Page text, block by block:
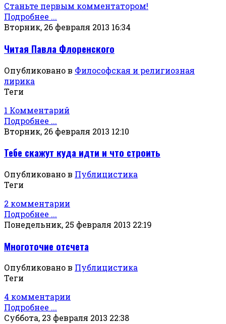
Станьте первым комментатором!
Подробнее ...
Вторник, 26 февраля 2013 16:34
Читая Павла Флоренского
Опубликовано в Философская и религиозная
лирика
Теги
1 Комментарий
Подробнее ...
Вторник, 26 февраля 2013 12:10
Тебе скажут куда идти и что строить
Опубликовано в Публицистика
Теги
2 комментарии
Подробнее ...
Понедельник, 25 февраля 2013 22:19
Многоточие отсчета
Опубликовано в Публицистика
Теги
4 комментарии
Подробнее ...
Суббота, 23 февраля 2013 22:38